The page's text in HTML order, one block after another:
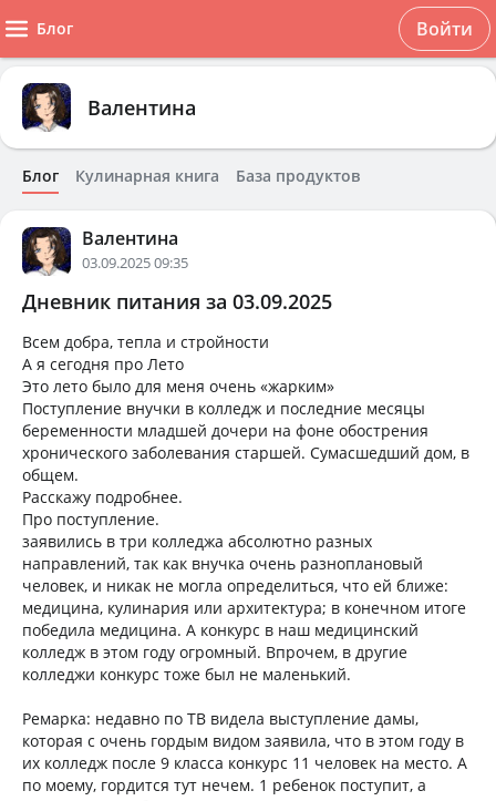
Блог Войти
Валентина
Блог Кулинарная книга База продуктов
Валентина
03.09.2025 09:35
Дневник питания за 03.09.2025
Всем добра, тепла и стройности
А я сегодня про Лето
Это лето было для меня очень «жарким»
Поступление внучки в колледж и последние месяцы
беременности младшей дочери на фоне обострения
хронического заболевания старшей. Сумасшедший дом, в
общем.
Расскажу подробнее.
Про поступление.
заявились в три колледжа абсолютно разных
направлений, так как внучка очень разноплановый
человек, и никак не могла определиться, что ей ближе:
медицина, кулинария или архитектура; в конечном итоге
победила медицина. А конкурс в наш медицинский
колледж в этом году огромный. Впрочем, в другие
колледжи конкурс тоже был не маленький.
Ремарка: недавно по ТВ видела выступление дамы,
которая с очень гордым видом заявила, что в этом году в
их колледж после 9 класса конкурс 11 человек на место. А
по моему, гордится тут нечем. 1 ребенок поступит, а